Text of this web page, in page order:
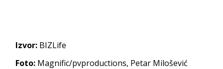
Izvor: BIZLife
Foto: Magnific/pvproductions, Petar Milošević